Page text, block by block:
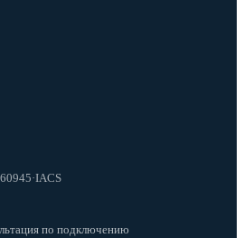
·IACS
по подключению